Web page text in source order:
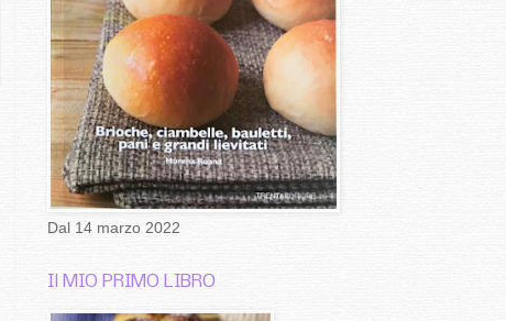
Dal 14 marzo 2022
Il MIO PRIMO LIBRO